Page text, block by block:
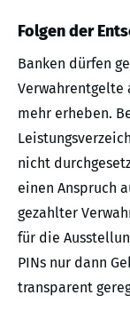
Folgen der
Banken dürfen
Verwahrentgelte
mehr erheben.
nicht
einen Anspruch
gezahlter
für die
PINs nur dann
transparent